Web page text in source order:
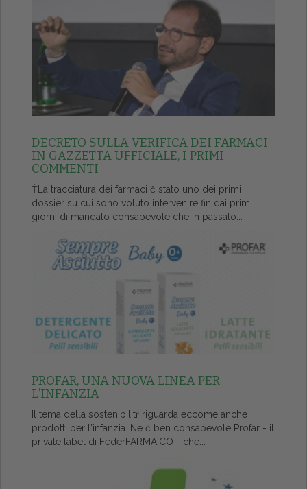
DECRETO SULLA VERIFICA DEI FARMACI
IN GAZZETTA UFFICIALE, I PRIMI
COMMENTI
ŤLa tracciatura dei farmaci č stato uno dei primi
dossier su cui sono voluto intervenire fin dai primi
giorni di mandato consapevole che in passato...
PROFAR, UNA NUOVA LINEA PER
L’INFANZIA
Il tema della sostenibilitŕ riguarda eccome anche i
prodotti per l'infanzia. Ne č ben consapevole Profar - il
private label di FederFARMA.CO - che...